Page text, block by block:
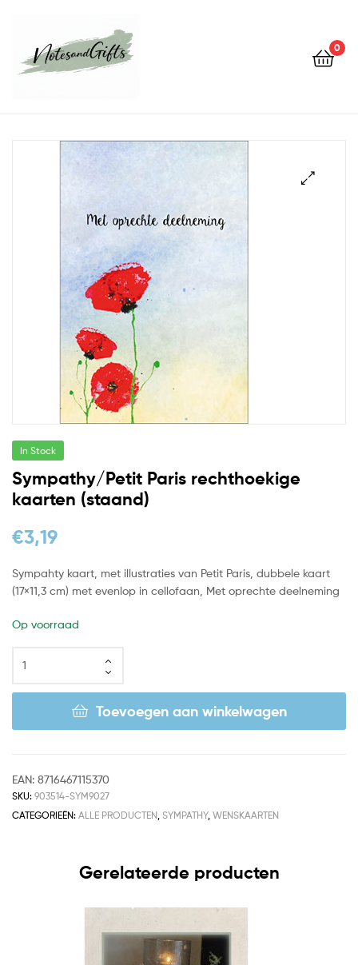
0
In Stock
Sympathy/Petit Paris rechthoekige
kaarten (staand)
€3,19
Sympahty kaart, met illustraties van Petit Paris, dubbele kaart
(17×11,3 cm) met evenlop in cellofaan, Met oprechte deelneming
Op voorraad
Toevoegen aan winkelwagen
EAN: 8716467115370
SKU: 903514-SYM9027
CATEGORIEËN: ALLE PRODUCTEN SYMPATHY, WENSKAARTEN
Gerelateerde producten